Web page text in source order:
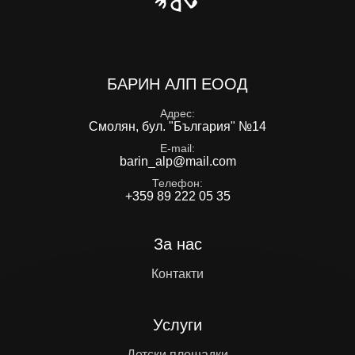
За нас
Контакти
Услуги
БАРИН АЛП ЕООД
Адрес
Смолян, бул. "България" №14
E-mail
barin_alp@mail.com
Телефон
+359 89 222 05 35